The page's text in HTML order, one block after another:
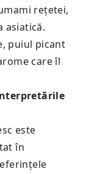
rețetei,
asiatică.
puiul picant
care îl
este
în